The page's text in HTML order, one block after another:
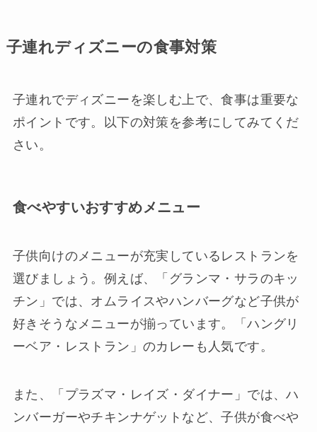
子連れディズニーの食事対策
子連れでディズニーを楽しむ上で、食事は重要な
ポイントです。以下の対策を参考にしてみてくだ
さい。
食べやすいおすすめメニュー
子供向けのメニューが充実しているレストランを
選びましょう。例えば、「グランマ・サラのキッ
チン」では、オムライスやハンバーグなど子供が
好きそうなメニューが揃っています。「ハングリ
ーベア・レストラン」のカレーも人気です。
また、「プラズマ・レイズ・ダイナー」では、ハ
ンバーガーやチキンナゲットなど、子供が食べや